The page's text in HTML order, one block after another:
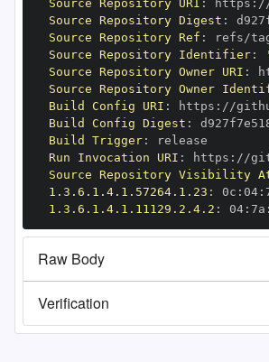
Source Repository URI : https :
Source Repository Digest :
Source Repository Ref :
Source Repository Identifier:
Source Repository Owner URI :
Source Repository Owner
Build Config URI : https : //
Build Config Digest :
Build Trigger:
Run Invocation URI : https :
Source Repository Visibility
1.3.6.1.4.1.57264.1.23 : 0c : 04:
1.3.6.1.4.1.11129.2.4.2 : 04: 7a :
Raw Body
Verification